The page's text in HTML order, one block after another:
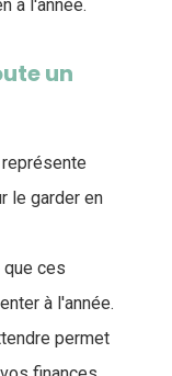
à l'année.
un
le garder en
ces
à l'année.
permet